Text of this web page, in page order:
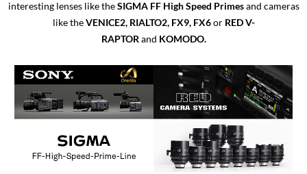
interesting lenses like theSIGMA FF High Speed Primesand cameras
like theVENICE2, RIALTO2, FX9, FX6or RED V-
RAPTOR and KOMODO.